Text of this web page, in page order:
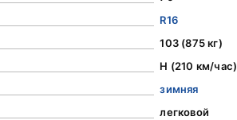
R16
103 (875 кг)
H (210 км/час)
зимняя
легковой